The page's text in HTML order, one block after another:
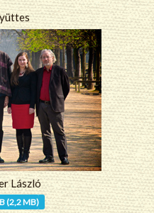
László
(2,2 MB)